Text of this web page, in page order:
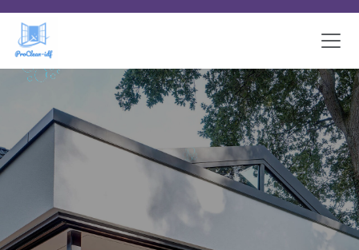
Skip to main content